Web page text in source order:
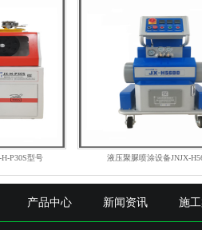
P30S型号 液压聚脲喷涂设备JNJX-
产品中心 新闻资讯 施